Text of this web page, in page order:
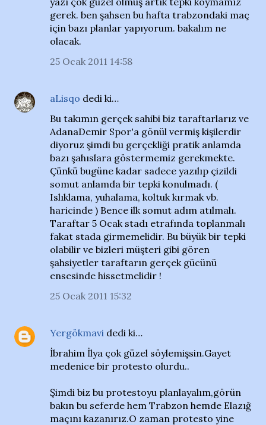
gerek. ben şahsen bu hafta trabzondaki maç
için bazı planlar yapıyorum. bakalım ne
olacak.
25 Ocak 2011 14:58
aLisqo dedi ki…
Bu takımın gerçek sahibi biz taraftarlarız ve
AdanaDemir Spor'a gönül vermiş kişilerdir
diyoruz şimdi bu gerçekliği pratik anlamda
bazı şahıslara göstermemiz gerekmekte.
Çünkü bugüne kadar sadece yazılıp çizildi
somut anlamda bir tepki konulmadı. (
Islıklama, yuhalama, koltuk kırmak vb.
haricinde ) Bence ilk somut adım atılmalı.
Taraftar 5 Ocak stadı etrafında toplanmalı
fakat stada girmemelidir. Bu büyük bir tepki
olabilir ve bizleri müşteri gibi gören
şahsiyetler taraftarın gerçek gücünü
ensesinde hissetmelidir !
25 Ocak 2011 15:32
Yergökmavi dedi ki…
İbrahim İlya çok güzel söylemişsin.Gayet
medenice bir protesto olurdu..
Şimdi biz bu protestoyu planlayalım,görün
bakın bu seferde hem Trabzon hemde Elazığ
maçını kazanırız.O zaman protesto yine